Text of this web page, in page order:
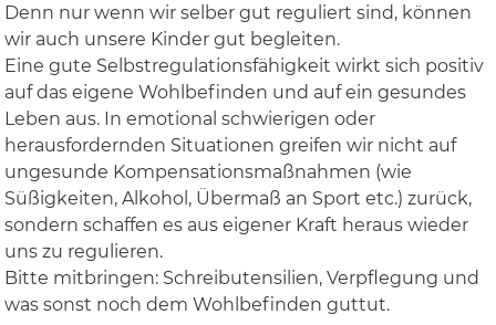
Denn nur wenn wir selber gut reguliert sind, können
wir auch unsere Kinder gut begleiten.
Eine gute Selbstregulationsfähigkeit wirkt sich positiv
auf das eigene Wohlbefinden und auf ein gesundes
Leben aus. In emotional schwierigen oder
herausfordernden Situationen greifen wir nicht auf
ungesunde Kompensationsmaßnahmen (wie
Süßigkeiten, Alkohol, Übermaß an Sport etc.) zurück,
sondern schaffen es aus eigener Kraft heraus wieder
uns zu regulieren.
Bitte mitbringen: Schreibutensilien, Verpflegung und
was sonst noch dem Wohlbefinden guttut.